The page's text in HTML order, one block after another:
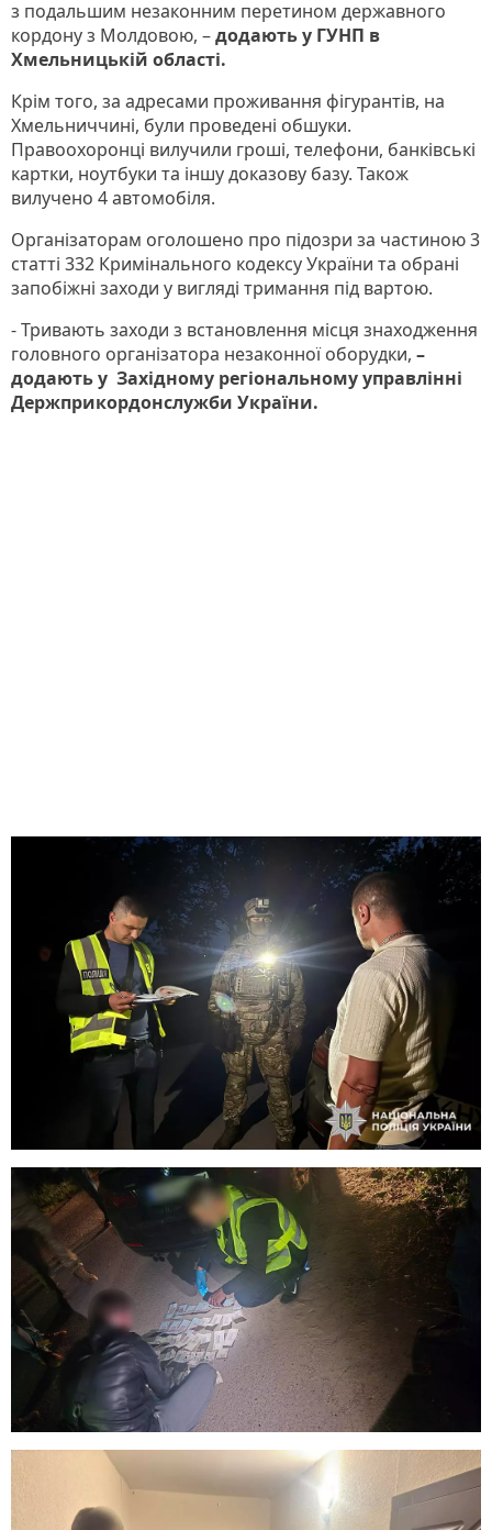
з подальшим незаконним перетином державного
кордону з Молдовою, –додають у ГУНП в
Хмельницькій області.
Крім того, за адресами проживання фігурантів, на
Хмельниччині, були проведені обшуки.
Правоохоронці вилучили гроші, телефони, банківські
картки, ноутбуки та іншу доказову базу. Також
вилучено 4 автомобіля.
Організаторам оголошено про підозри за частиною 3
статті 332 Кримінального кодексу України та обрані
запобіжні заходи у вигляді тримання під вартою.
- Тривають заходи з встановлення місця знаходження
головного організатора незаконної оборудки, –
додають у Західному регіональному управлінні
Держприкордонслужби України.